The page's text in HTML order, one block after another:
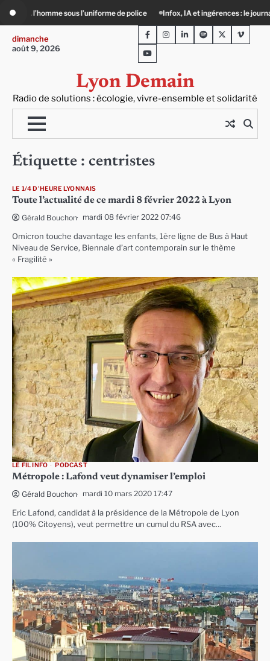
content
de police Infox, IA et ingérences : le journalisme peut-il encore lutter ?
dimanche
août 9, 2026
Lyon Demain
Radio de solutions : écologie, vivre-ensemble et solidarité
FacebookInstagram
LinkedInSpotifyTwitterViméo
Youtube
Étiquette : centristes
LE 1/4 D'HEURE LYONNAIS
Toute l’actualité de ce mardi 8 février 2022 à Lyon
Gérald Bouchon mardi 08 février 2022 07:46
Omicron touche davantage les enfants, 1ère ligne de Bus à Haut
Niveau de Service, Biennale d’art contemporain sur le thème
« Fragilité »
LE FIL INFO PODCAST
Métropole : Lafond veut dynamiser l’emploi
Gérald Bouchon mardi 10 mars 2020 17:47
Eric Lafond, candidat à la présidence de la Métropole de Lyon
(100% Citoyens), veut permettre un cumul du RSA avec…